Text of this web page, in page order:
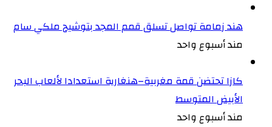
هند زمامة تواصل تسلق قمم المجد بتوشيح ملكي سام
مند أسبوع واحد
كازا تحتضن قمة مغربية–هنغارية استعدادا لألعاب البحر
الأبيض المتوسط
مند أسبوع واحد